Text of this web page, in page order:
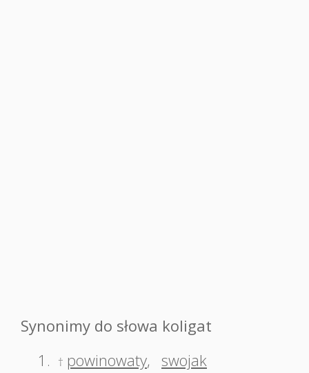
Synonimy do słowa koligat
1.
† powinowaty, swojak